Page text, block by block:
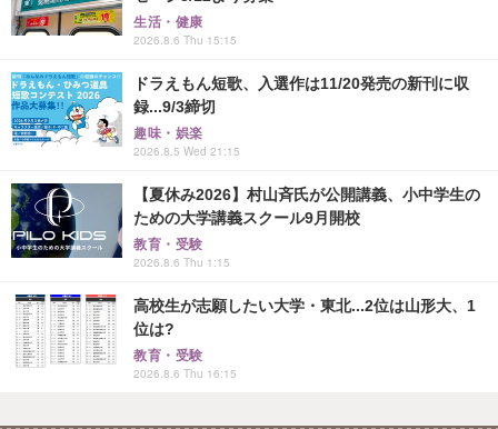
生活・健康
2026.8.6 Thu 15:15
ドラえもん短歌、入選作は11/20発売の新刊に収
録...9/3締切
趣味・娯楽
2026.8.5 Wed 21:15
【夏休み2026】村山斉氏が公開講義、小中学生の
ための大学講義スクール9月開校
教育・受験
2026.8.6 Thu 1:15
高校生が志願したい大学・東北...2位は山形大、1
位は?
教育・受験
2026.8.6 Thu 16:15